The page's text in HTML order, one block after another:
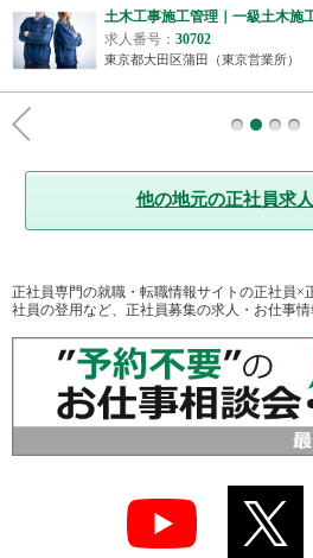
土木工事施工管理｜一級土木施
未経験者採用
求人番号： 30702
東京都大田区蒲田（東京営業所）
他の地元の正社員求
正社員専門の就職・転職情報サイトの正社員×
社員の登用など、正社員募集の求人・お仕事情